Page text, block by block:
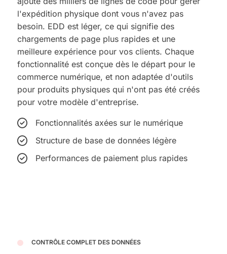
l'expédition physique dont vous n'avez pas
besoin. EDD est léger, ce qui signifie des
chargements de page plus rapides et une
meilleure expérience pour vos clients. Chaque
fonctionnalité est conçue dès le départ pour le
commerce numérique, et non adaptée d'outils
pour produits physiques qui n'ont pas été créés
pour votre modèle d'entreprise.
Fonctionnalités axées sur le numérique
Structure de base de données légère
Performances de paiement plus rapides
CONTRÔLE COMPLET DES DONNÉES